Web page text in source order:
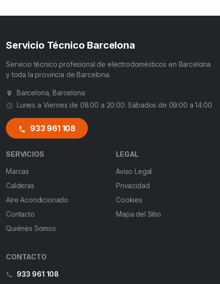
Servicio Técnico Barcelona
Servicio técnico profesional de electrodomésticos en Barcelona
y toda la provincia de Barcelona.
Barcelona, Barcelona
Lunes a Viernes de 08:00 a 20:00. Sábados de 09:00 a 14:00
933 961 108
SERVICIOS
Marcas
Calderas
Aire Acondicionado
Contacto
Quiénes Somos
LEGAL
Aviso Legal
Privacidad
Cookies
Mapa del Sitio
CONTACTO
933 961 108